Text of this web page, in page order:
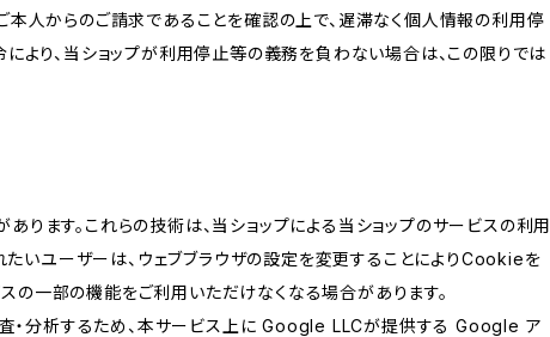
人からのご請求であることを確認の上で、遅滞なく個人情報の利用停
より、当ショップが利用停止等の義務を負わない場合は、この限りでは
ります。これらの技術は、当ショップによる当ショップのサービスの利用
いユーザーは、ウェブブラウザの設定を変更することによりCookieを
の一部の機能をご利用いただけなくなる場合があります。
査・分析するため、本サービス上に Google LLCが提供する Google ア